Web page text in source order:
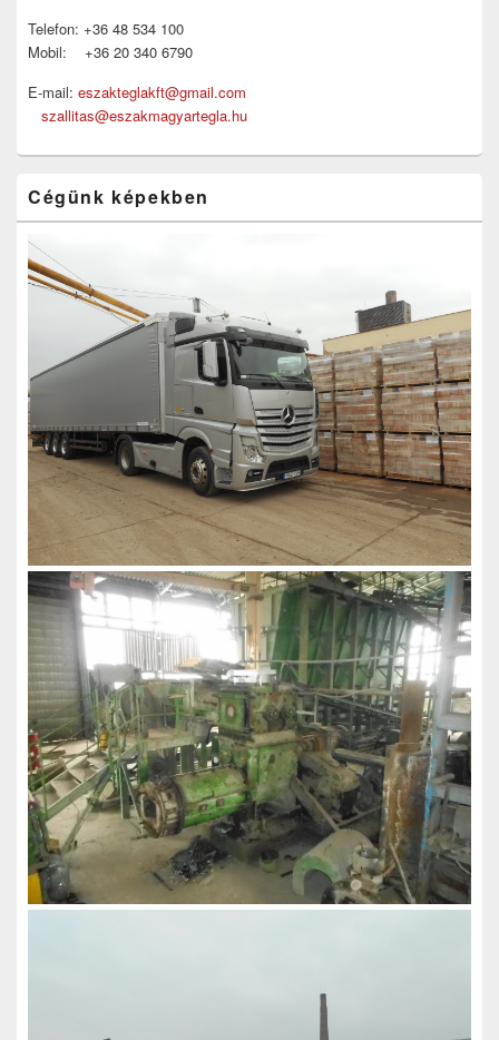
Telefon: +36 48 534 100
Mobil: +36 20 340 6790
E-mail: eszakteglakft@gmail.com
szallitas@eszakmagyartegla.hu
Cégünk képekben